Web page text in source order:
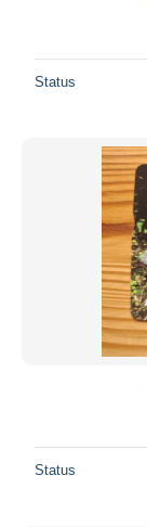
Status
Status